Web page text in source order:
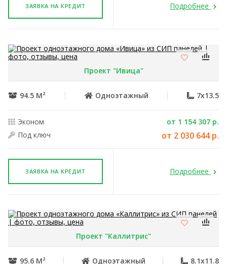
ЗАЯВКА НА КРЕДИТ Подробнее
Проект "Ивица"
94.5 М² Одноэтажный 7x13.5
Эконом
от 1 154 307 р.
Под ключ
от 2 030 644 р.
ЗАЯВКА НА КРЕДИТ Подробнее
Проект "Каллитрис"
95.6 М² Одноэтажный 8.1x11.8